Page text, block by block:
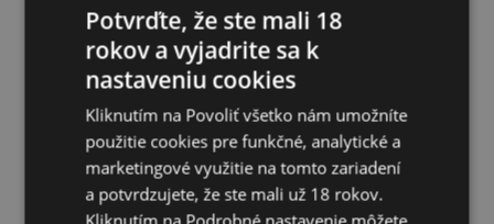
Potvrďte, že ste mali 18
rokov a vyjadrite sa k
nastaveniu cookies
Kliknutím na Povoliť všetko nám umožníte
použitie cookies pre funkčné, analytické a
marketingové využitie na tomto zariadení
a potvrdzujete, že ste mali už 18 rokov.